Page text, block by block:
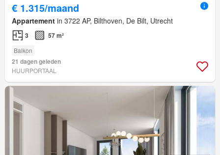
€ 1.315/maand
Appartement in 3722 AP, Bilthoven, De Bilt, Utrecht
3 57 m²
Balkon
21 dagen geleden
HUURPORTAAL